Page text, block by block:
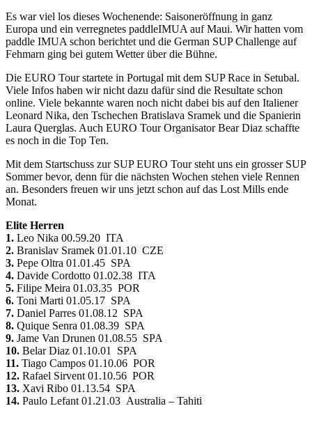
Es war viel los dieses Wochenende: Saisoneröffnung in ganz
Europa und ein verregnetes paddleIMUA auf Maui. Wir hatten vom
paddle IMUA schon berichtet und die German SUP Challenge auf
Fehmarn ging bei gutem Wetter über die Bühne.
Die EURO Tour startete in Portugal mit dem SUP Race in Setubal.
Viele Infos haben wir nicht dazu dafür sind die Resultate schon
online. Viele bekannte waren noch nicht dabei bis auf den Italiener
Leonard Nika, den Tschechen Bratislava Sramek und die Spanierin
Laura Querglas. Auch EURO Tour Organisator Bear Diaz schaffte
es noch in die Top Ten.
Mit dem Startschuss zur SUP EURO Tour steht uns ein grosser SUP
Sommer bevor, denn für die nächsten Wochen stehen viele Rennen
an. Besonders freuen wir uns jetzt schon auf das Lost Mills ende
Monat.
Elite Herren
1. Leo Nika 00.59.20 ITA
2. Branislav Sramek 01.01.10 CZE
3. Pepe Oltra 01.01.45 SPA
4. Davide Cordotto 01.02.38 ITA
5. Filipe Meira 01.03.35 POR
6. Toni Marti 01.05.17 SPA
7. Daniel Parres 01.08.12 SPA
8. Quique Senra 01.08.39 SPA
9. Jame Van Drunen 01.08.55 SPA
10. Belar Diaz 01.10.01 SPA
11. Tiago Campos 01.10.06 POR
12. Rafael Sirvent 01.10.56 POR
13. Xavi Ribo 01.13.54 SPA
14. Paulo Lefant 01.21.03 Australia – Tahiti